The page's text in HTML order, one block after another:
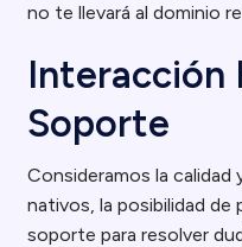
no te llevará al dominio
Interacción
Soporte
Consideramos la
nativos, la posibilidad de
soporte para resolver